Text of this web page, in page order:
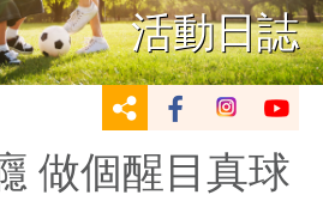
活動日誌
做個醒目真球